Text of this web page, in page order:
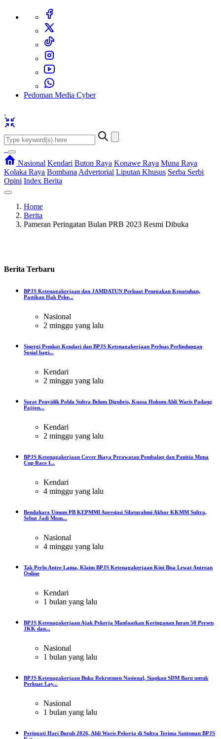
Pedoman Media Cyber
Nasional Kendari Buton Raya Konawe Raya Muna Raya
Kolaka Raya Bombana Advertorial Liputan Khusus Serba Serbi
Opini Index Berita
Home
Berita
Pameran Peringatan Bulan PRB 2023 Resmi Dibuka
Berita Terbaru
BPJS Ketenagakerjaan dan JAMDATUN Perkuat Penegakan Kepatuhan,
Pastikan Hak Peke...
Nasional
2 minggu yang lalu
Sinergi Pemkot Kendari dan BPJS Ketenagakerjaan Perluas Perlindungan
Sosial bagi...
Kendari
2 minggu yang lalu
Surat Penyidik Polda Sultra Belum Digubris, Kuasa Hukum Ahli Waris Padang
Pajjon...
Kendari
2 minggu yang lalu
BPJS Ketenagakerjaan Cover Biaya Perawatan Pembalap dan Panitia Muna
Cup Race I...
Kendari
4 minggu yang lalu
Bendahara Umum PB KEPMMI Apresiasi Silaturahmi Akbar KKMM Sultra,
Sebut Jadi Mom...
Nasional
4 minggu yang lalu
Tak Perlu Antre Lama, Klaim BPJS Ketenagakerjaan Kini Bisa Lewat Antrean
Online
Kendari
1 bulan yang lalu
BPJS Ketenagakerjaan Ajak Pekerja Manfaatkan Keringanan Iuran 50 Persen
JKK dan...
Nasional
1 bulan yang lalu
BPJS Ketenagakerjaan Buka Rekrutmen Nasional, Siapkan SDM Baru untuk
Perkuat Lay...
Nasional
1 bulan yang lalu
Peringati Hari Buruh 2026, Ahli Waris Pekerja di Sultra Terima Santunan BPJS